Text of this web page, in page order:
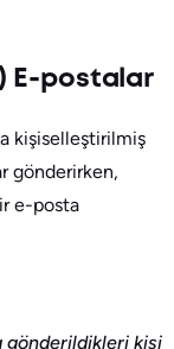
E-postalar
kişiselleştirilmiş
gönderirken,
e-posta
gönderildikleri kişi